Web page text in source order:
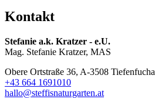
Kontakt
Stefanie a.k. Kratzer - e.U.
Mag. Stefanie Kratzer, MAS
Obere Ortstraße 36, A-3508 Tiefenfucha
+43 664 1691010
hallo@steffisnaturgarten.at